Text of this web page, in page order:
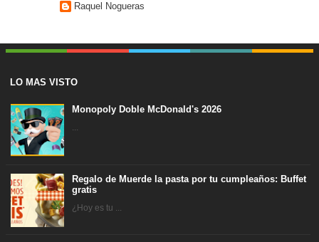
Raquel Nogueras
LO MAS VISTO
Monopoly Doble McDonald's 2026
...
Regalo de Muerde la pasta por tu cumpleaños: Buffet
gratis
¿Hoy es tu ...